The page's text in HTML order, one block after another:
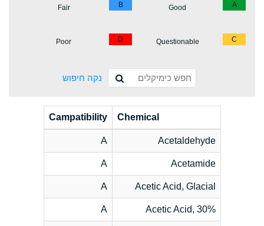
A
Good
B
Fair
C
Questionable
D
Poor
נקה חיפוש
Chemical
Campatibility
Acetaldehyde
A
Acetamide
A
Acetic Acid, Glacial
A
Acetic Acid, 30%
A